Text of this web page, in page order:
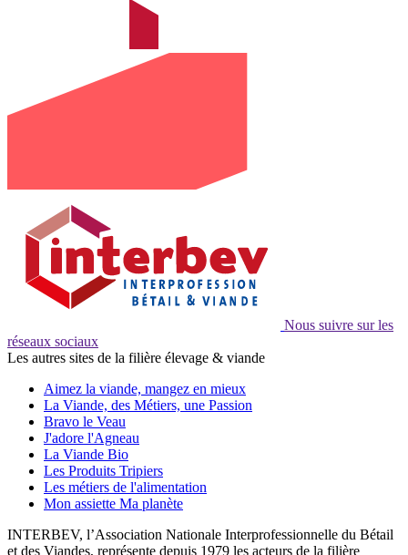
Nous suivre sur les
réseaux sociaux
Les autres sites de la filière élevage & viande
Aimez la viande, mangez en mieux
La Viande, des Métiers, une Passion
Bravo le Veau
J'adore l'Agneau
La Viande Bio
Les Produits Tripiers
Les métiers de l'alimentation
Mon assiette Ma planète
INTERBEV, l’Association Nationale Interprofessionnelle du Bétail
et des Viandes, représente depuis 1979 les acteurs de la filière